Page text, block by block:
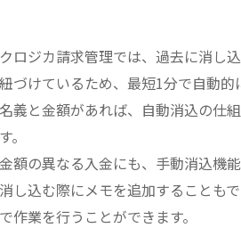
クロジカ請求管理では、過去に消し
紐づけているため、最短1分で自動
名義と金額があれば、自動消込の仕
す。
金額の異なる入金にも、手動消込機
消し込む際にメモを追加することも
で作業を行うことができます。